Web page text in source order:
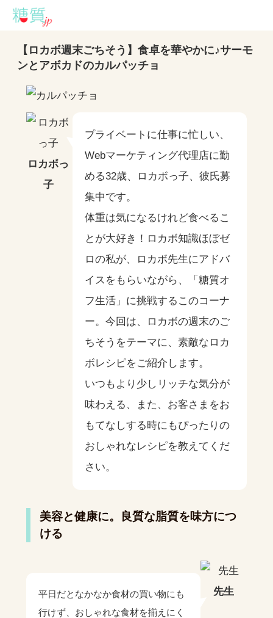
【ロカボ週末ごちそう】食卓を華やかに♪サーモ
ンとアボカドのカルパッチョ
ロカボっ
子
プライベートに仕事に忙しい、
Webマーケティング代理店に勤
める32歳、ロカボっ子、彼氏募
集中です。
体重は気になるけれど食べるこ
とが大好き！ロカボ知識ほぼゼ
ロの私が、ロカボ先生にアドバ
イスをもらいながら、「糖質オ
フ生活」に挑戦するこのコーナ
ー。今回は、ロカボの週末のご
ちそうをテーマに、素敵なロカ
ボレシピをご紹介します。
いつもより少しリッチな気分が
味わえる、また、お客さまをお
もてなしする時にもぴったりの
おしゃれなレシピを教えてくだ
さい。
美容と健康に。良質な脂質を味方につ
ける
平日だとなかなか食材の買い物にも
行けず、おしゃれな食材を揃えにく
先生